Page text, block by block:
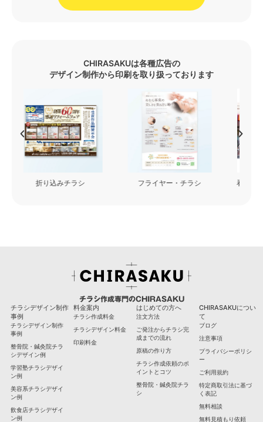
CHIRASAKUは各種広告の
デザイン制作から印刷を取り扱っております
フライヤー・チラシ 看板・カッティングシート
チラシ作成専門のCHIRASAKU
チラシデザイン制作
事例
チラシデザイン制作
事例
整骨院・鍼灸院チラ
シデザイン例
学習塾チラシデザイ
ン例
美容系チラシデザイ
ン例
飲食店チラシデザイ
ン例
料金案内
チラシ作成料金
チラシデザイン料金
印刷料金
はじめての方へ
注文方法
ご発注からチラシ完
成までの流れ
原稿の作り方
チラシ作成依頼のポ
イントとコツ
整骨院・鍼灸院チラ
シ
CHIRASAKUについ
て
ブログ
注意事項
プライバシーポリシ
ー
ご利用規約
特定商取引法に基づ
く表記
無料相談
無料見積もり依頼